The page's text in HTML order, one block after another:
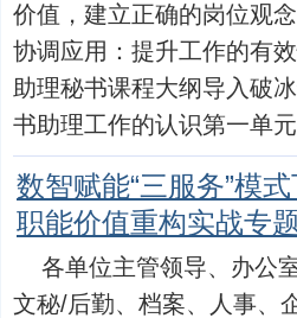
价值，建立正确的岗位观
协调应用：提升工作的有
助理秘书课程大纲导入破
书助理工作的认识第一单
数智赋能“三服务”模
职能价值重构实战专
各单位主管领导、办公
文秘/后勤、档案、人事、